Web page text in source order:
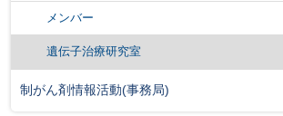
メンバー
遺伝子治療研究室
制がん剤情報活動(事務局)